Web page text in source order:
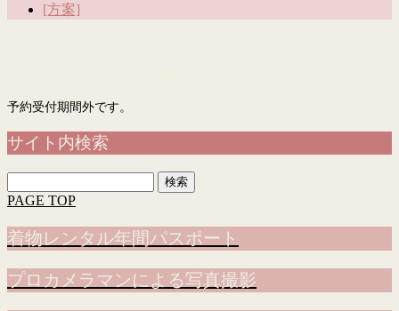
[方案]
予約受付期間外です。
サイト内検索
索:
PAGE TOP
着物レンタル年間パスポート
プロカメラマンによる写真撮影